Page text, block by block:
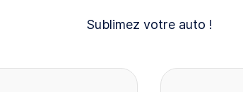
Sublimez votre auto !